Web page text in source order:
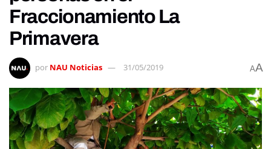
Fraccionamiento La
Primavera
por NAU Noticias 31/05/2019 AA